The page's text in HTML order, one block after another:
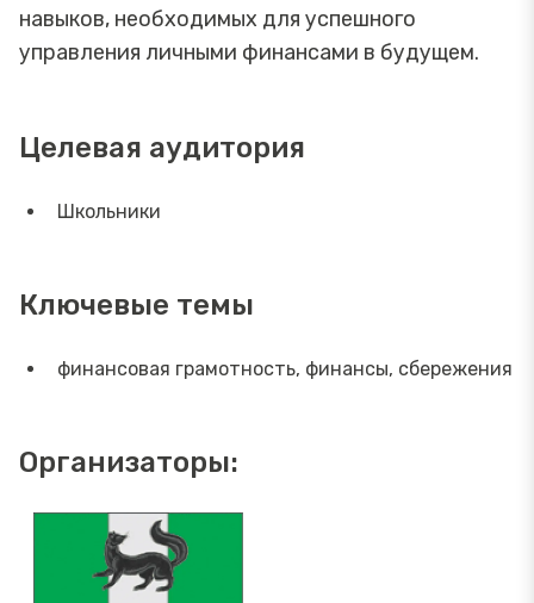
навыков, необходимых для успешного
управления личными финансами в будущем.
Целевая аудитория
Школьники
Ключевые темы
финансовая грамотность, финансы, сбережения
Организаторы: